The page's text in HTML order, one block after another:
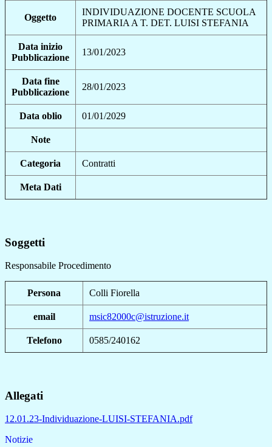
Oggetto
INDIVIDUAZIONE DOCENTE SCUOLA
PRIMARIA A T. DET. LUISI STEFANIA
Data inizio
Pubblicazione
13/01/2023
Data fine
Pubblicazione
28/01/2023
Data oblio 01/01/2029
Note
Categoria Contratti
Meta Dati
Soggetti
Responsabile Procedimento
Persona Colli Fiorella
email msic82000c@istruzione.it
Telefono 0585/240162
Allegati
12.01.23-Individuazione-LUISI-STEFANIA.pdf
Notizie